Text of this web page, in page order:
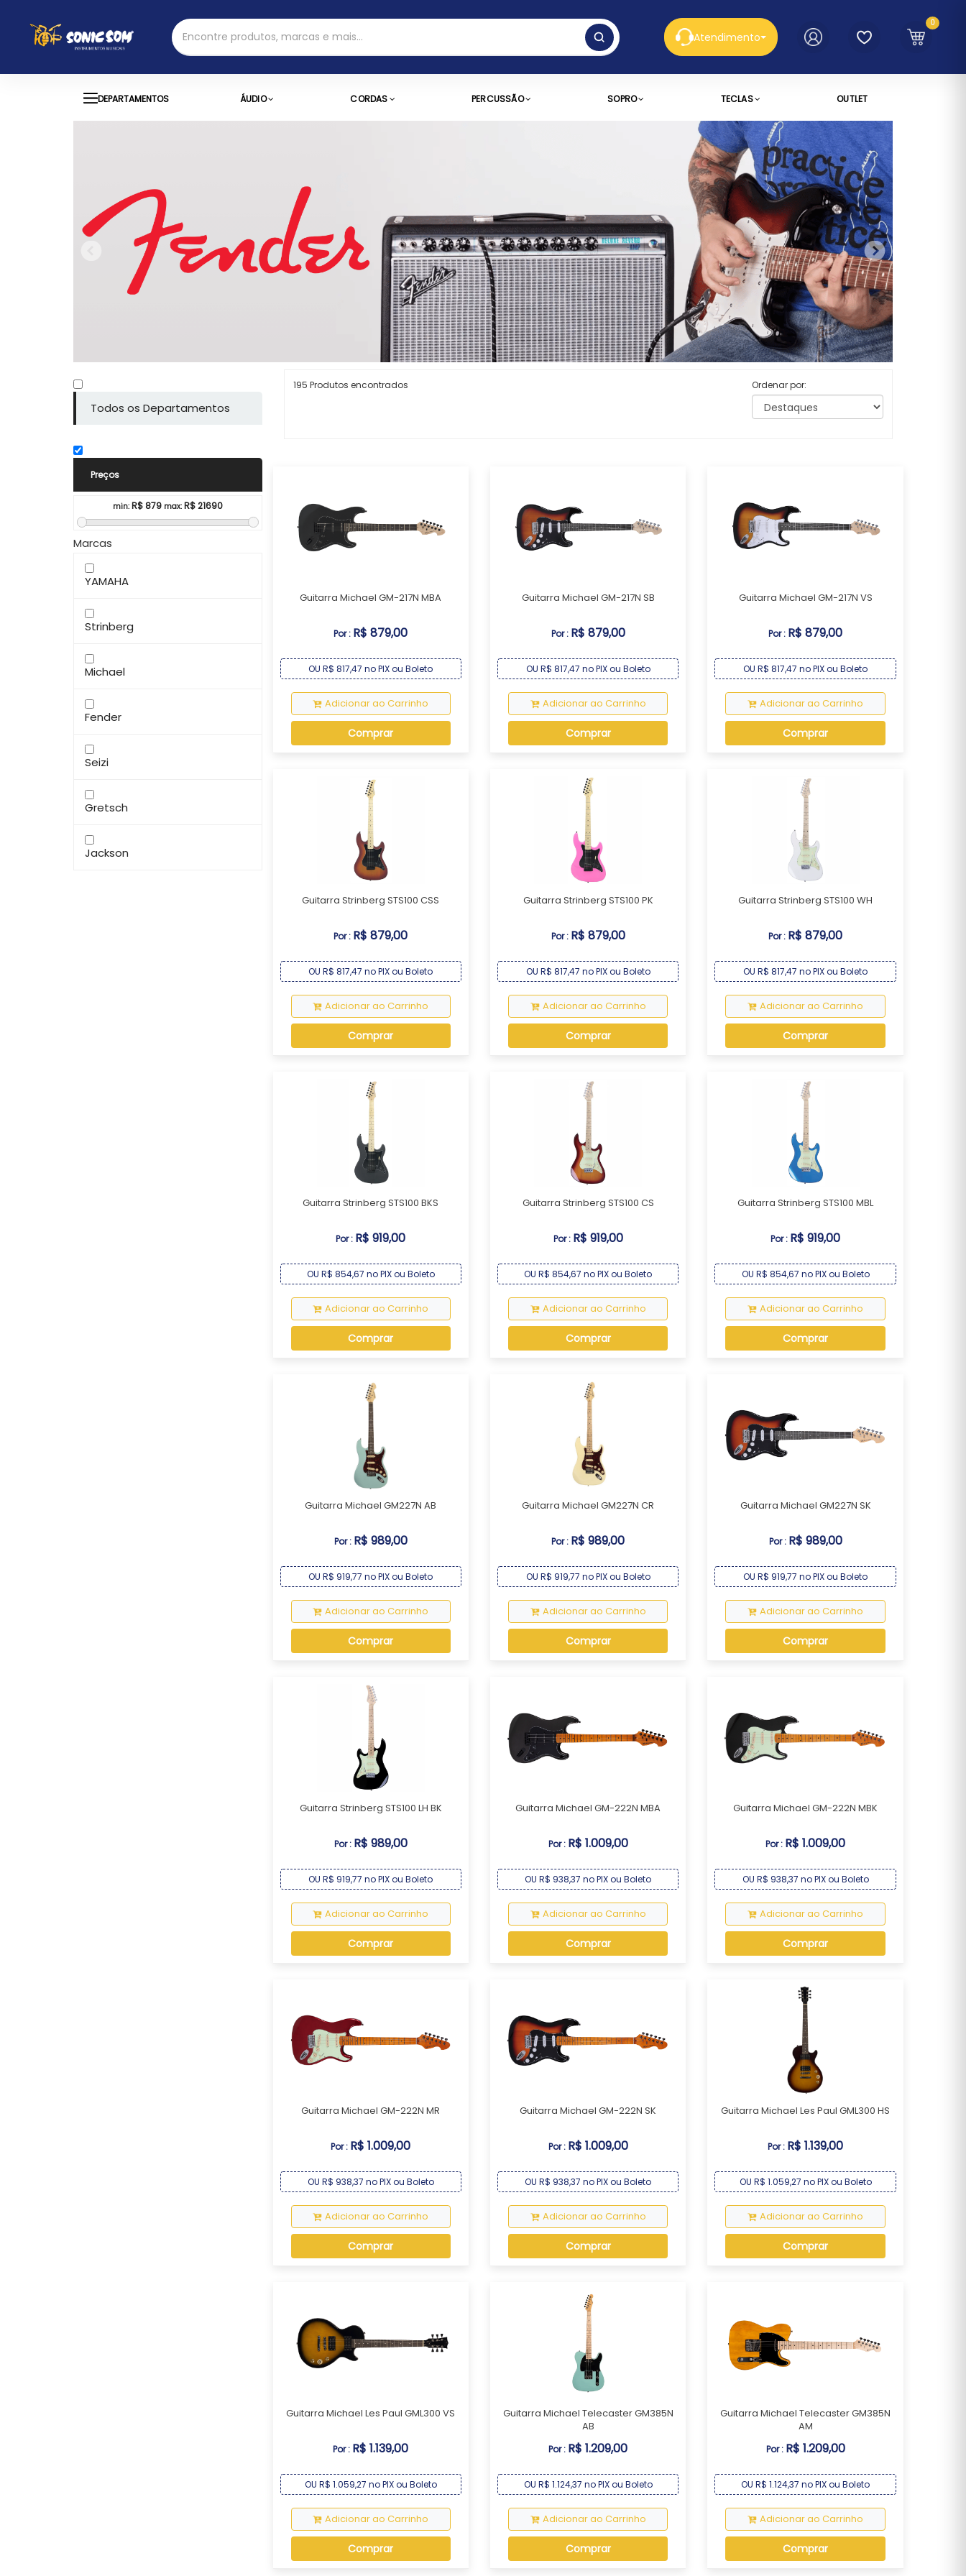
Atendimento
0
DEPARTAMENTOS ÁUDIO CORDAS PERCUSSÃO SOPRO TECLAS OUTLET
Todos os Departamentos
Preços
min: R$ 879 max: R$21690
Marcas
YAMAHA
Strinberg
Michael
Fender
Seizi
Gretsch
Jackson
195 Produtos encontrados Ordenar por:
Guitarra Michael GM-217N MBA
Por : R$ 879,00
OU R$ 817,47 no PIX ou Boleto
Adicionar ao Carrinho
Comprar
Guitarra Michael GM-217N SB
Por : R$ 879,00
OU R$ 817,47 no PIX ou Boleto
Adicionar ao Carrinho
Comprar
Guitarra Michael GM-217N VS
Por : R$ 879,00
OU R$ 817,47 no PIX ou Boleto
Adicionar ao Carrinho
Comprar
Guitarra Strinberg STS100 CSS
Por : R$ 879,00
OU R$ 817,47 no PIX ou Boleto
Adicionar ao Carrinho
Comprar
Guitarra Strinberg STS100 PK
Por : R$ 879,00
OU R$ 817,47 no PIX ou Boleto
Adicionar ao Carrinho
Comprar
Guitarra Strinberg STS100 WH
Por : R$ 879,00
OU R$ 817,47 no PIX ou Boleto
Adicionar ao Carrinho
Comprar
Guitarra Strinberg STS100 BKS
Por : R$ 919,00
OU R$ 854,67 no PIX ou Boleto
Adicionar ao Carrinho
Comprar
Guitarra Strinberg STS100 CS
Por : R$ 919,00
OU R$ 854,67 no PIX ou Boleto
Adicionar ao Carrinho
Comprar
Guitarra Strinberg STS100 MBL
Por : R$ 919,00
OU R$ 854,67 no PIX ou Boleto
Adicionar ao Carrinho
Comprar
Guitarra Michael GM227N AB
Por : R$ 989,00
OU R$ 919,77 no PIX ou Boleto
Adicionar ao Carrinho
Comprar
Guitarra Michael GM227N CR
Por : R$ 989,00
OU R$ 919,77 no PIX ou Boleto
Adicionar ao Carrinho
Comprar
Guitarra Michael GM227N SK
Por : R$ 989,00
OU R$ 919,77 no PIX ou Boleto
Adicionar ao Carrinho
Comprar
Guitarra Strinberg STS100 LH BK
Por : R$ 989,00
OU R$ 919,77 no PIX ou Boleto
Adicionar ao Carrinho
Comprar
Guitarra Michael GM-222N MBA
Por : R$ 1.009,00
OU R$ 938,37 no PIX ou Boleto
Adicionar ao Carrinho
Comprar
Guitarra Michael GM-222N MBK
Por : R$ 1.009,00
OU R$ 938,37 no PIX ou Boleto
Adicionar ao Carrinho
Comprar
Guitarra Michael GM-222N MR
Por : R$ 1.009,00
OU R$ 938,37 no PIX ou Boleto
Adicionar ao Carrinho
Comprar
Guitarra Michael GM-222N SK
Por : R$ 1.009,00
OU R$ 938,37 no PIX ou Boleto
Adicionar ao Carrinho
Comprar
Guitarra Michael Les Paul GML300 HS
Por : R$ 1.139,00
OU R$ 1.059,27 no PIX ou Boleto
Adicionar ao Carrinho
Comprar
Guitarra Michael Les Paul GML300 VS
Por : R$ 1.139,00
OU R$ 1.059,27 no PIX ou Boleto
Adicionar ao Carrinho
Comprar
Guitarra Michael Telecaster GM385N
AB
Por : R$ 1.209,00
OU R$ 1.124,37 no PIX ou Boleto
Adicionar ao Carrinho
Comprar
Guitarra Michael Telecaster GM385N
AM
Por : R$ 1.209,00
OU R$ 1.124,37 no PIX ou Boleto
Adicionar ao Carrinho
Comprar